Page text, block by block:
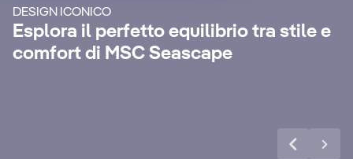
DESIGN ICONICO
Esplora il perfetto equilibrio tra stile e
comfort di MSC Seascape
extra premium, pacchetti Internet e un
sacco di altri vantaggi.